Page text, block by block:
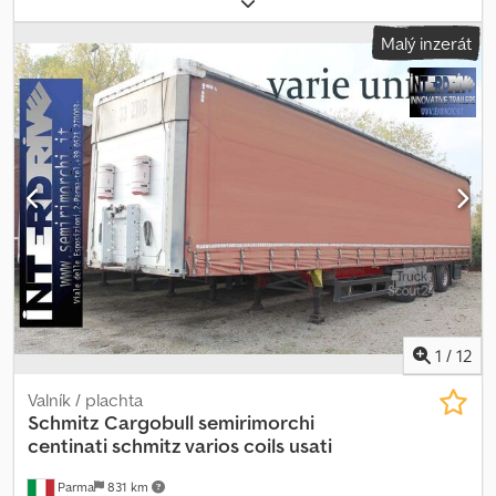
Operating hours: 18,151.8 h * Unladen weight: 4,265 kg * Back tilt: 6
degrees * Tyre size: 7.0 x 12 (front), 6.0 x 9 (rear) * Tyre pressure: 0
(front/rear) * Track width: 1,125 mm * Rated load with upright mast
and the above-mentioned attachment * Lift height: 5,550 mm *
Rated capacity: 2,040 kg at 500 mm, 1,860 kg at 600 mm, 1,710 kg at
700 mm * Subject to changes, prior sale and errors excepted.
Chodpei Tfapsfx Af Dea
Malý inzerát
1 / 12
Parma 831 km
Valník / plachta
Schmitz Cargobullsemirimorchi
centinati schmitz varios coils usati